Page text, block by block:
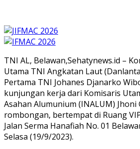
TNI AL, Belawan,Sehatynews.id –
Utama TNI Angkatan Laut
Pertama TNI Johanes Djanarko
kunjungan kerja dari Komisaris
Asahan Alumunium (INALUM)
rombongan, bertempat di Ruang
Jalan Serma Hanafiah No. 01
Selasa (19/9/2023).